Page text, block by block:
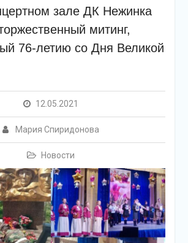
и все кто принял
получили
призы от
в виде
«Библиотекарь
– 2025»
зале ДК Нежинка
митинг,
76-летию со Дня Великой
12.05.2021
Мария Спиридонова
Новости